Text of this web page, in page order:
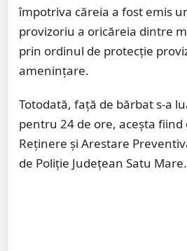
împotriva căreia a fost emis
provizoriu a oricăreia dintre
prin ordinul de protecţie
amenințare.
Totodată, față de bărbat s-a
pentru 24 de ore, aceșta fiind
Reținere și Arestare
de Poliție Județean Satu Mare.